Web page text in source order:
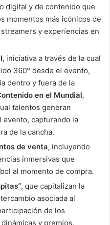
digital y de contenido que
momentos más icónicos de
y experiencias en
, iniciativa a través de la cual
360° desde el evento,
dentro y fuera de la
en el Mundial,
talentos generan
capturando la
de la cancha.
de venta, incluyendo
inmersivas que
al momento de compra.
, que capitalizan la
asociada al
de los
y premios.